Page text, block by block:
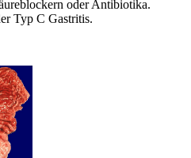
oder Antibiotika.
Typ C Gastritis.